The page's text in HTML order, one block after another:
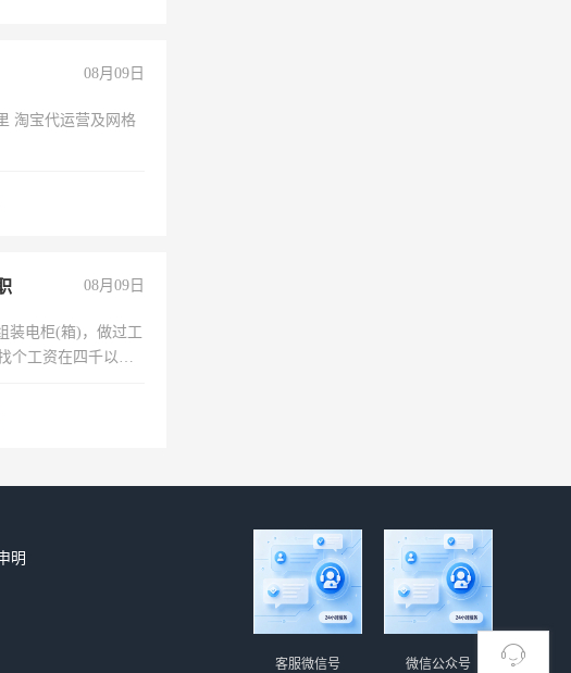
08月09日
淘宝代运营及网格
08月09日
装电柜(箱)，做过工
个工资在四千以
明
微信公众号
客服微信号